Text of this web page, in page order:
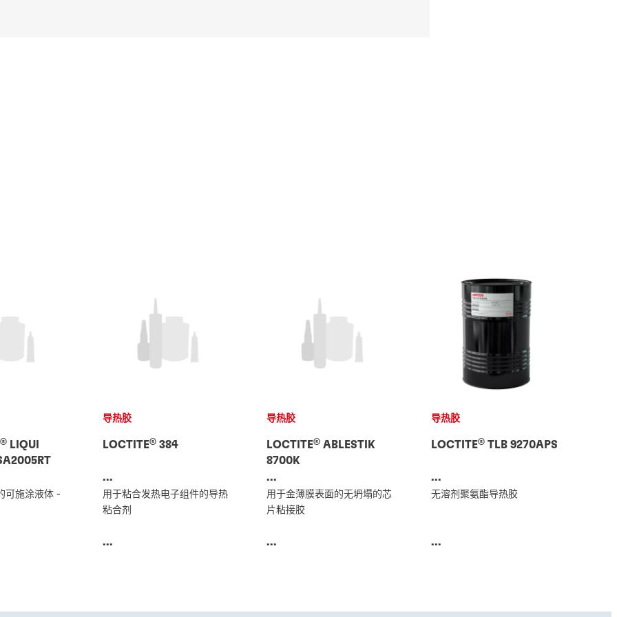
®
LIQUI
可施涂液体 -
导热胶
LOCTITE®384
...
用于粘合发热电子组件的导热
粘合剂
...
导热胶
LOCTITE® ABLESTIK
8700K
...
用于金薄膜表面的无坍塌的芯
片粘接胶
...
导热胶
LOCTITE®TLB 9270APS
...
无溶剂聚氨酯导热胶
...